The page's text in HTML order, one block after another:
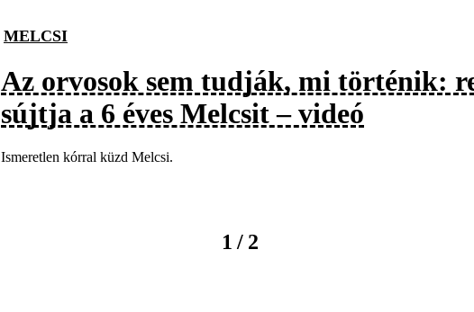
MELCSI
Az orvosok sem tudják, mi történik:
sújtja a 6 éves Melcsit – videó
Ismeretlen kórral küzd Melcsi.
1 / 2